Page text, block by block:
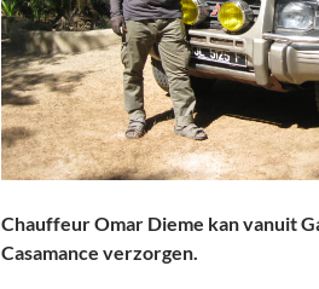
Chauffeur Omar Dieme kan vanuit
Casamance verzorgen.